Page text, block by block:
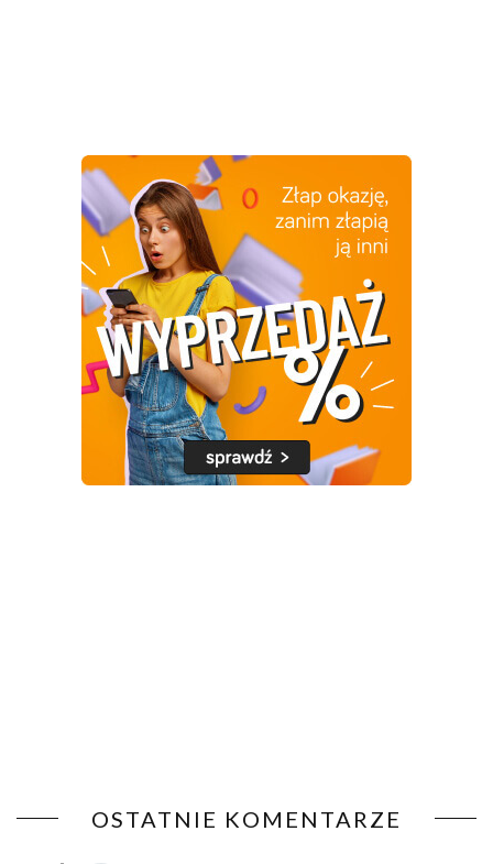
OSTATNIE KOMENTARZE